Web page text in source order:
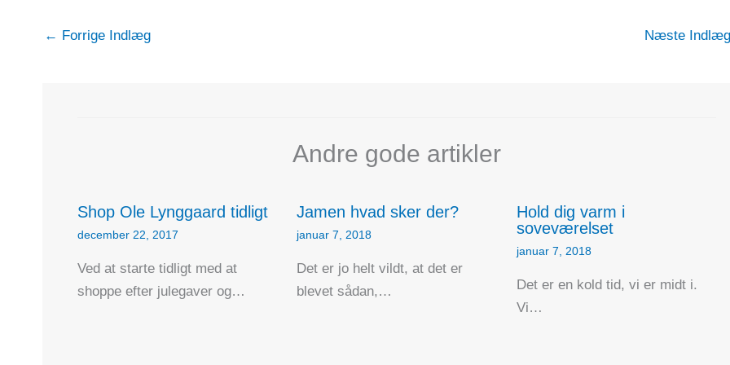
← Forrige Indlæg Næste
Andre gode artikler
Shop Ole Lynggaard tidligt
december 22, 2017
Ved at starte tidligt med at
shoppe efter julegaver og…
Jamen hvad sker der?
januar 7, 2018
Det er jo helt vildt, at det er
blevet sådan,…
Hold dig varm i
soveværelset
januar 7, 2018
Det er en kold tid, vi er midt i.
Vi…